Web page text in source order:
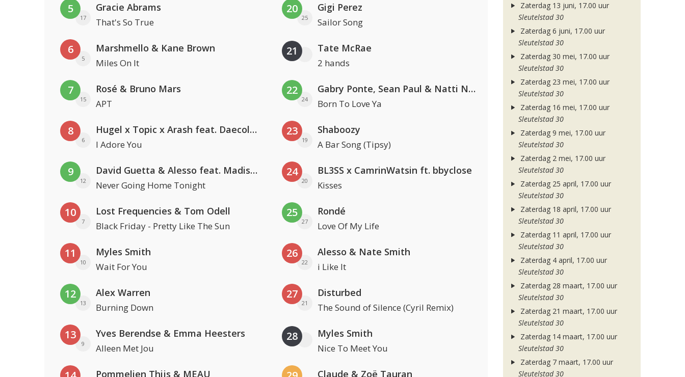
5
17
Gracie Abrams
That's So True
6
5
Marshmello & Kane Brown
Miles On It
7
15
Rosé & Bruno Mars
APT
8
6
Hugel x Topic x Arash feat. Daecolm
I Adore You
9
12
David Guetta & Alesso feat. Madison Love
Never Going Home Tonight
10
7
Lost Frequencies & Tom Odell
Black Friday - Pretty Like The Sun
11
10
Myles Smith
Wait For You
12
13
Alex Warren
Burning Down
13
9
Yves Berendse & Emma Heesters
Alleen Met Jou
Pommelien Thijs & MEAU
20
25
Gigi Perez
Sailor Song
21 Tate McRae
2 hands
22
24
Gabry Ponte, Sean Paul & Natti Natasha
Born To Love Ya
23
19
Shaboozy
A Bar Song (Tipsy)
24
20
BL3SS x CamrinWatsin ft. bbyclose
Kisses
25
27
Rondé
Love Of My Life
26
22
Alesso & Nate Smith
i Like It
27
21
Disturbed
The Sound of Silence (Cyril Remix)
28 Myles Smith
Nice To Meet You
Claude & Zoë Tauran
Zaterdag 13 juni, 17.00 uur
Sleutelstad 30
Zaterdag 6 juni, 17.00 uur
Sleutelstad 30
Zaterdag 30 mei, 17.00 uur
Sleutelstad 30
Zaterdag 23 mei, 17.00 uur
Sleutelstad 30
Zaterdag 16 mei, 17.00 uur
Sleutelstad 30
Zaterdag 9 mei, 17.00 uur
Sleutelstad 30
Zaterdag 2 mei, 17.00 uur
Sleutelstad 30
Zaterdag 25 april, 17.00 uur
Sleutelstad 30
Zaterdag 18 april, 17.00 uur
Sleutelstad 30
Zaterdag 11 april, 17.00 uur
Sleutelstad 30
Zaterdag 4 april, 17.00 uur
Sleutelstad 30
Zaterdag 28 maart, 17.00 uur
Sleutelstad 30
Zaterdag 21 maart, 17.00 uur
Sleutelstad 30
Zaterdag 14 maart, 17.00 uur
Sleutelstad 30
Zaterdag 7 maart, 17.00 uur
Sleutelstad 30